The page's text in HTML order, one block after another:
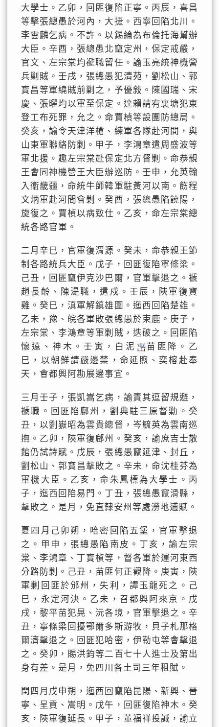
大學士。乙卯，回匪復陷正寧。丙辰，喜昌
等擊張總愚於河內，大捷。西寧回陷北川。
李雲麟乞病。不許。以錫綸為布倫托海幫辦
大臣。辛酉，張總愚北竄定州，保定戒嚴，
官文、左宗棠均褫職留任。諭玉亮統神機營
兵剿賊。壬戌，張總愚犯清苑，劉松山、郭
寶昌等軍繞賊前剿之，予優敍。陳國瑞、宋
慶、張曜均以軍至保定。達賴請宥裏塘犯東
登工布死罪，允之。命賈楨等設團防總局。
癸亥，諭令天津洋槍、練軍各隊赴河間，與
山東軍聯絡防剿。甲子，李鴻章遣周盛波等
軍北援。趣左宗棠赴保定北方督剿。命恭親
王會同神機營王大臣辦巡防。壬申，允英翰
入衞畿疆，命統牛師韓軍駐黃河以南。飭程
文炳軍赴河間會剿。癸酉，張總愚陷饒陽，
旋復之。賈楨以病致仕。乙亥，命左宗棠總
統各路官軍。
二月辛巳，官軍復渭源。癸未，命恭親王節
制各路統兵大臣。戊子，回匪復陷寧條梁。
己丑，回匪竄伊克沙巴爾，官軍擊退之。褫
趙長齡、陳湜職，遣戍。壬辰，陝軍復寶
雞。癸巳，滇軍解鎮雄圍。迤西回陷楚雄。
乙未，豫、皖各軍敗張總愚於束鹿。庚子，
左宗棠、李鴻章等軍剿賊，迭破之。回匪陷
懷遠、神木。壬寅，白泥
苗匪降。乙
巳，以朝鮮請嚴邊禁，命延煦、奕榕赴奉
天，會都興阿勘展邊事宜。
三月壬子，張凱嵩乞病，諭責其逗留規避，
褫職。回匪陷鄜州，劉典駐三原督勦。癸
丑，以劉嶽昭為雲貴總督，岑毓英為雲南巡
撫。乙卯，陝軍復鄜州。癸亥，諭庶吉士散
館仍試詩賦。戊辰，張總愚竄延津、封丘，
劉松山、郭寶昌擊敗之。辛未，命沈桂芬為
軍機大臣。乙亥，命朱鳳標為大學士。丙
子，迤西回陷易門。丁丑，張總愚竄滑縣，
擊敗之。是月，免直隸安州等處澇地逋賦。
夏四月己卯朔，哈密回陷五堡，官軍擊退
之。甲申，張總愚陷南皮。丁亥，諭左宗
棠、李鴻章、丁寶楨等，督各軍於運河東西
分路防剿。己丑，苗匪何正觀降。庚寅，陝
軍剿回匪於邠州，失利，譚玉龍死之。己
巳，永定河決。乙未，召都興阿來京。戊
戌，黎平苗犯晃、沅各境，官軍擊退之。辛
丑，寧條梁回擾鄂爾多斯游牧，貝子札那格
爾濟擊退之。回匪犯哈密，伊勒屯等會擊退
之。癸卯，賜洪鈞等二百七十人進士及第出
身有差。是月，免四川各土司三年租賦。
閏四月戊申朔，迤西回竄陷昆陽、新興、晉
寧、呈貢、嵩明。戊午，回匪復陷神木。癸
亥，陝軍復延長。甲子，董福祥投誠，諭立